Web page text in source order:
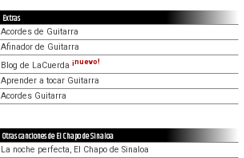
Extras
Acordes de Guitarra
Afinador de Guitarra
Blog de LaCuerda ¡nuevo!
Aprender a tocar Guitarra
Acordes Guitarra
Otras canciones de El Chapo de Sinaloa
La noche perfecta, El Chapo de Sinaloa